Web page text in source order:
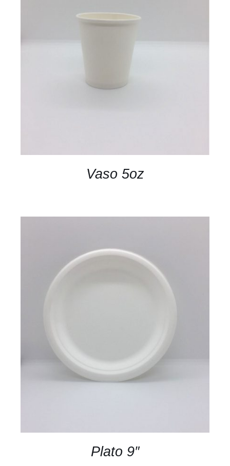
Vaso 5oz
Plato 9″